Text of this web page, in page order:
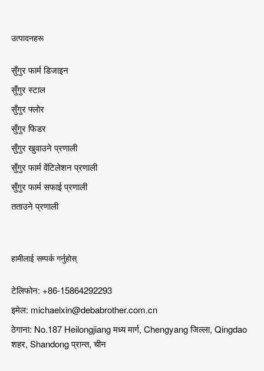
उत्पादनहरू
सुँगुर फार्म डिजाइन
सुँगुर स्टाल
सुँगुर फ्लोर
सुँगुर फिडर
सुँगुर खुवाउने प्रणाली
सुँगुर फार्म वेंटिलेशन प्रणाली
सुँगुर फार्म सफाई प्रणाली
तताउने प्रणाली
हामीलाई सम्पर्क गर्नुहोस्
टेलिफोन: +86-15864292293
इमेल: michaelxin@debabrother.com.cn
ठेगाना: No.187 Heilongjiang मध्य मार्ग, Chengyang जिल्ला, Qingdao
शहर, Shandong प्रान्त, चीन